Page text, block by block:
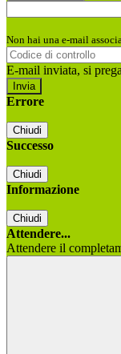
Non hai una e-mail
E-mail inviata, si
Errore
Chiudi
Successo
Chiudi
Informazione
Chiudi
Attendere...
Attendere il